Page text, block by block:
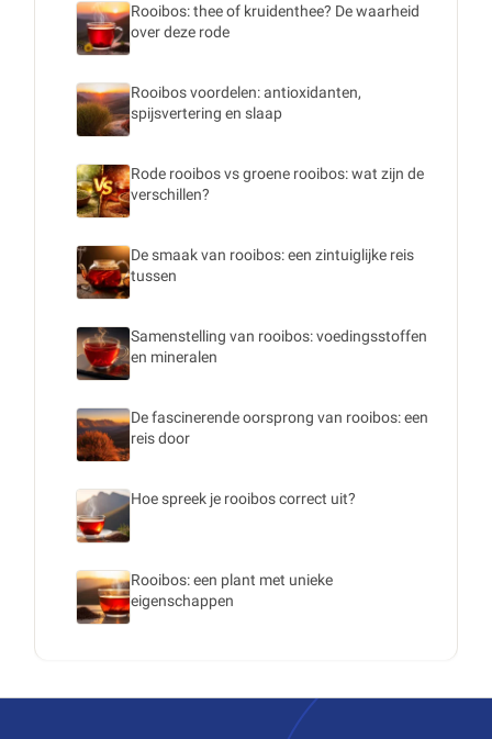
Rooibos: thee of kruidenthee? De waarheid
over deze rode
Rooibos voordelen: antioxidanten,
spijsvertering en slaap
Rode rooibos vs groene rooibos: wat zijn de
verschillen?
De smaak van rooibos: een zintuiglijke reis
tussen
Samenstelling van rooibos: voedingsstoffen
en mineralen
De fascinerende oorsprong van rooibos: een
reis door
Hoe spreek je rooibos correct uit?
Rooibos: een plant met unieke
eigenschappen